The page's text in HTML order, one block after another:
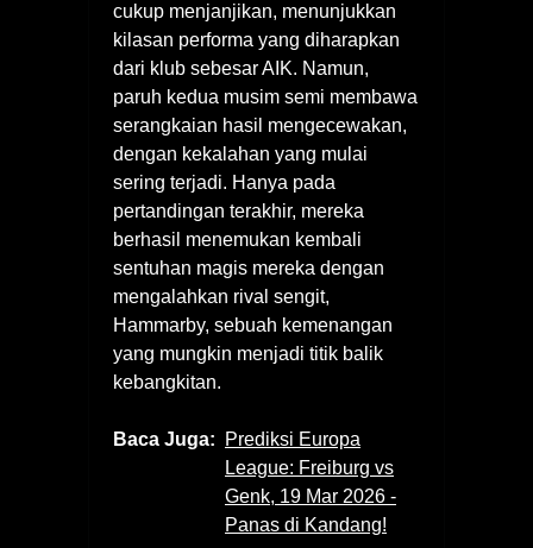
cukup menjanjikan, menunjukkan
kilasan performa yang diharapkan
dari klub sebesar AIK. Namun,
paruh kedua musim semi membawa
serangkaian hasil mengecewakan,
dengan kekalahan yang mulai
sering terjadi. Hanya pada
pertandingan terakhir, mereka
berhasil menemukan kembali
sentuhan magis mereka dengan
mengalahkan rival sengit,
Hammarby, sebuah kemenangan
yang mungkin menjadi titik balik
kebangkitan.
Baca Juga:
Prediksi Europa
League: Freiburg vs
Genk, 19 Mar 2026 -
Panas di Kandang!